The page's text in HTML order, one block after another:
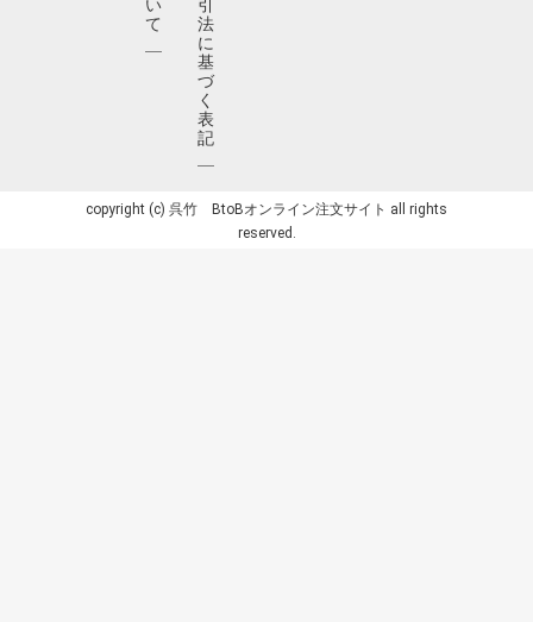
い
て
引
法
に
基
づ
く
表
記
copyright (c) 呉竹 BtoBオンライン注文サイト all rights
reserved.